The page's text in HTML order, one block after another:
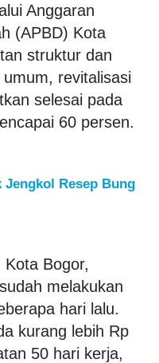
Anggaran
(APBD) Kota
struktur dan
revitalisasi
selesai pada
60 persen.
Resep Bung
Bogor,
melakukan
hari lalu.
kurang lebih Rp
50 hari kerja,